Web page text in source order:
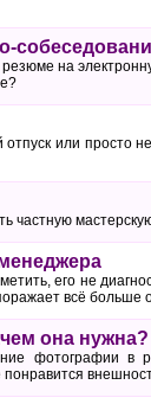
на
или просто
частную
его не
всё больше
она нужна?
фотографии в